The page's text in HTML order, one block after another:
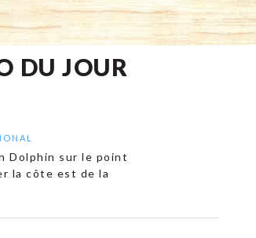
DU JOUR
Dolphin sur le point
la côte est de la